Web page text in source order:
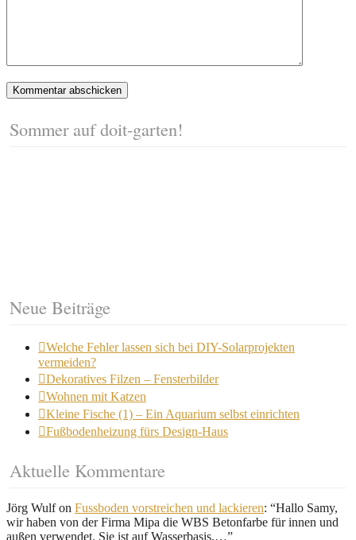
Sommer auf doit-garten!
Neue Beiträge
Welche Fehler lassen sich bei DIY-Solarprojekten
vermeiden?
Dekoratives Filzen – Fensterbilder
Wohnen mit Katzen
Kleine Fische (1) – Ein Aquarium selbst einrichten
Fußbodenheizung fürs Design-Haus
Aktuelle Kommentare
Jörg Wulfon Fussboden vorstreichen und lackieren: “Hallo Samy,
wir haben von der Firma Mipa die WBS Betonfarbe für innen und
außen verwendet. Sie ist auf Wasserbasis,…”